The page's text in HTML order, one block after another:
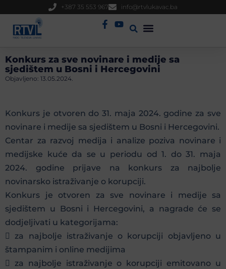
+387 35 553 967 info@rtvlukavac.ba
Konkurs za sve novinare i medije sa
sjedištem u Bosni i Hercegovini
Objavljeno: 13.05.2024.
Konkurs je otvoren do 31. maja 2024. godine za sve
novinare i medije sa sjedištem u Bosni i Hercegovini.
Centar za razvoj medija i analize poziva novinare i
medijske kuće da se u periodu od 1. do 31. maja
2024. godine prijave na konkurs za najbolje
novinarsko istraživanje o korupciji.
Konkurs je otvoren za sve novinare i medije sa
sjedištem u Bosni i Hercegovini, a nagrade će se
dodjeljivati u kategorijama:
 za najbolje istraživanje o korupciji objavljeno u
štampanim i online medijima
 za najbolje istraživanje o korupciji emitovano u